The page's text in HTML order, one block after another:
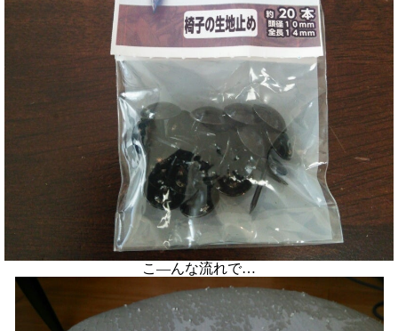
こ―んな流れで…